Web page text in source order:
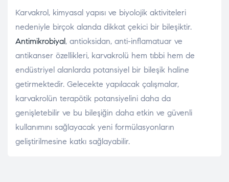
Karvakrol, kimyasal yapısı ve biyolojik aktiviteleri
nedeniyle birçok alanda dikkat çekici bir bileşiktir.
Antimikrobiyal, antioksidan, anti-inflamatuar ve
antikanser özellikleri, karvakrolü hem tıbbi hem de
endüstriyel alanlarda potansiyel bir bileşik haline
getirmektedir. Gelecekte yapılacak çalışmalar,
karvakrolün terapötik potansiyelini daha da
genişletebilir ve bu bileşiğin daha etkin ve güvenli
kullanımını sağlayacak yeni formülasyonların
geliştirilmesine katkı sağlayabilir.